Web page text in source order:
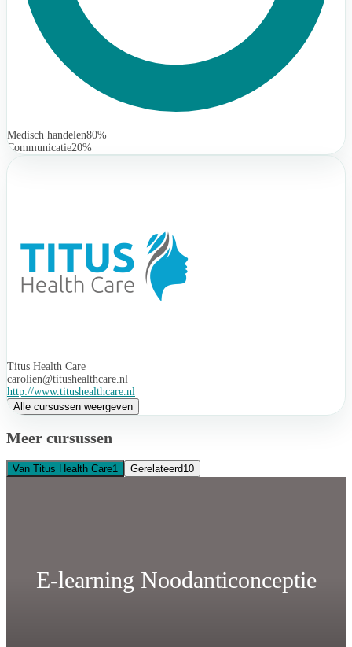
Medisch handelen80%
Communicatie20%
Titus Health Care
carolien@titushealthcare.nl
http://www.titushealthcare.nl
Alle cursussen weergeven
Meer cursussen
Van Titus Health Care1 Gerelateerd10
E-learning Noodanticonceptie